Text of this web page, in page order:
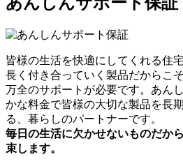
皆様の生活を快適にしてくれる住
長く付き合っていく製品だからこ
万全のサポートが必要です。あん
かな料金で皆様の大切な製品を長
る、暮らしのパートナーです。
毎日の生活に欠かせないものだか
束します。